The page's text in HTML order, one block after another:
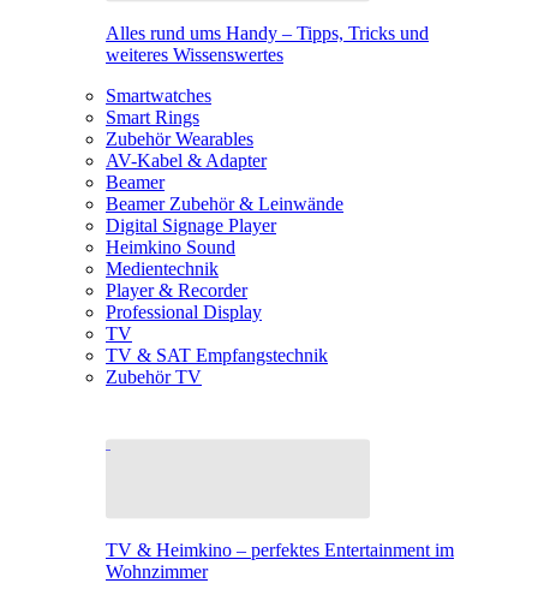
Alles rund ums Handy – Tipps, Tricks und
weiteres Wissenswertes
Smartwatches
Smart Rings
Zubehör Wearables
AV-Kabel & Adapter
Beamer
Beamer Zubehör & Leinwände
Digital Signage Player
Heimkino Sound
Medientechnik
Player & Recorder
Professional Display
TV
TV & SAT Empfangstechnik
Zubehör TV
TV & Heimkino – perfektes Entertainment im
Wohnzimmer